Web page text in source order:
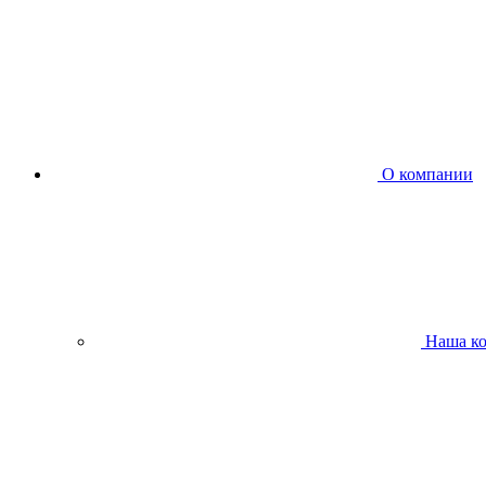
О компании
Наша